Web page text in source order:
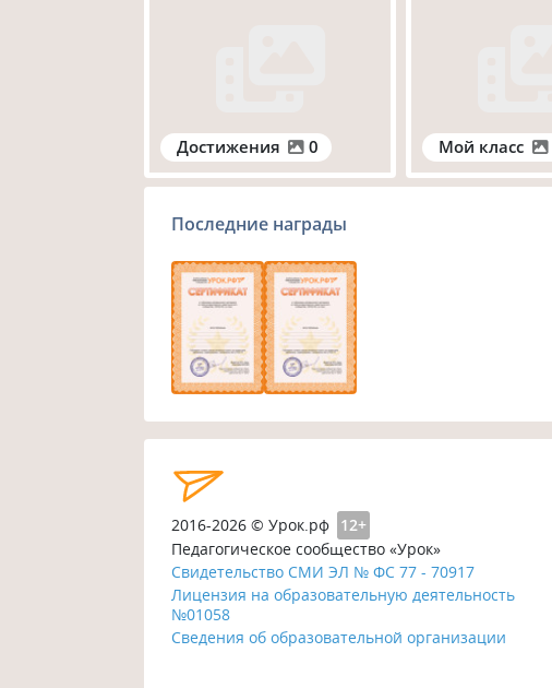
Достижения 0 Мой класс
Последние награды
2016-2026 © Урок.рф 12+
Педагогическое сообщество «Урок»
Свидетельство СМИ ЭЛ № ФС 77 - 70917
Лицензия на образовательную деятельность
№01058
Сведения об образовательной организации